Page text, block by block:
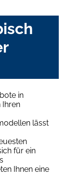
in
Ihren
lässt
für ein
Ihnen eine